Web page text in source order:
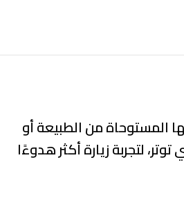
المستوحاة من الطبيعة أو
لتجربة زيارة أكثر هدوءًا